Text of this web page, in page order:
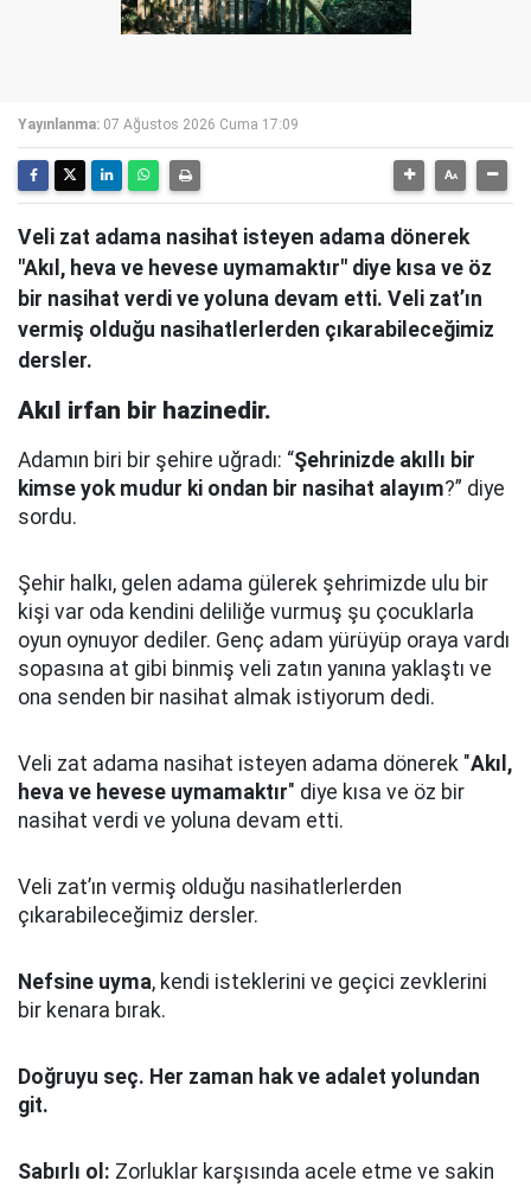
Yayınlanma: 07 Ağustos 2026 Cuma 17:09
Veli zat adama nasihat isteyen adama dönerek
"Akıl, heva ve hevese uymamaktır" diye kısa ve öz
bir nasihat verdi ve yoluna devam etti. Veli zat’ın
vermiş olduğu nasihatlerlerden çıkarabileceğimiz
dersler.
Akıl irfan bir hazinedir.
Adamın biri bir şehire uğradı: “Şehrinizde akıllı bir
kimse yok mudur ki ondan bir nasihat alayım?” diye
sordu.
Şehir halkı, gelen adama gülerek şehrimizde ulu bir
kişi var oda kendini deliliğe vurmuş şu çocuklarla
oyun oynuyor dediler. Genç adam yürüyüp oraya vardı
sopasına at gibi binmiş veli zatın yanına yaklaştı ve
ona senden bir nasihat almak istiyorum dedi.
Veli zat adama nasihat isteyen adama dönerek "Akıl,
heva ve hevese uymamaktır" diye kısa ve öz bir
nasihat verdi ve yoluna devam etti.
Veli zat’ın vermiş olduğu nasihatlerlerden
çıkarabileceğimiz dersler.
Nefsine uyma, kendi isteklerini ve geçici zevklerini
bir kenara bırak.
Doğruyu seç. Her zaman hak ve adalet yolundan
git.
Sabırlı ol: Zorluklar karşısında acele etme ve sakin